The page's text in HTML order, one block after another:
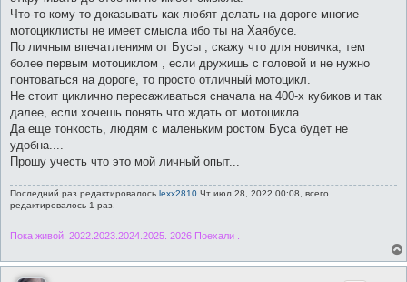
Что-то кому то доказывать как любят делать на дороге многие
мотоциклисты не имеет смысла ибо ты на Хаябусе.
По личным впечатлениям от Бусы , скажу что для новичка, тем
более первым мотоциклом , если дружишь с головой и не нужно
понтоваться на дороге, то просто отличный мотоцикл.
Не стоит циклично пересаживаться сначала на 400-х кубиков и так
далее, если хочешь понять что ждать от мотоцикла....
Да еще тонкость, людям с маленьким ростом Буса будет не
удобна....
Прошу учесть что это мой личный опыт...
Последний раз редактировалось lexx2810 Чт июл 28, 2022 00:08, всего
редактировалось 1 раз.
Пока живой. 2022.2023.2024.2025. 2026 Поехали .